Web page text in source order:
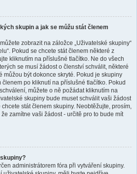
skupin a jak se můžu stát členem
zobrazit na záložce „Uživatelské skupiny“
Pokud se chcete stát členem některé z
kliknutím na příslušné tlačítko. Ne do všech
se musí žádost o členství schválit, některé
můžou být dokonce skryté. Pokud je skupiny
po kliknutí na příslušné tlačítko. Pokud
můžete o ně požádat kliknutím na
skupiny bude muset schválit vaši žádost
stát členem skupiny. Neobtěžujte, prosím,
zamítne vaši žádost - určitě pro to bude mít
administrátorem fóra při vytváření skupiny.